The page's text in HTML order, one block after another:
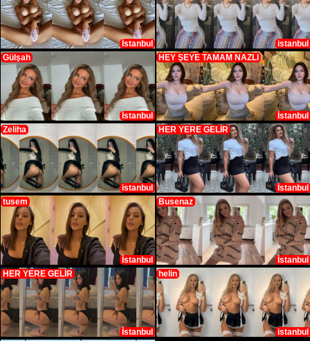
İstanbul
istanbul
Gülşah
İstanbul
HEY ŞEYE TAMAM NAZLI
İstanbul
Zeliha
istanbul
HER YERE GELİR
İstanbul
tusem
İstanbul
Busenaz
İstanbul
HER YERE GELİR
İstanbul
helin
istanbul